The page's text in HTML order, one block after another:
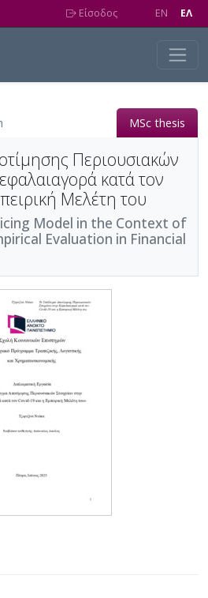
Είσοδος EN EΛ
MSc thesis
Περιουσιακών
κατά τον
Μελέτη του
Model in the Context of
Evaluation in Financial